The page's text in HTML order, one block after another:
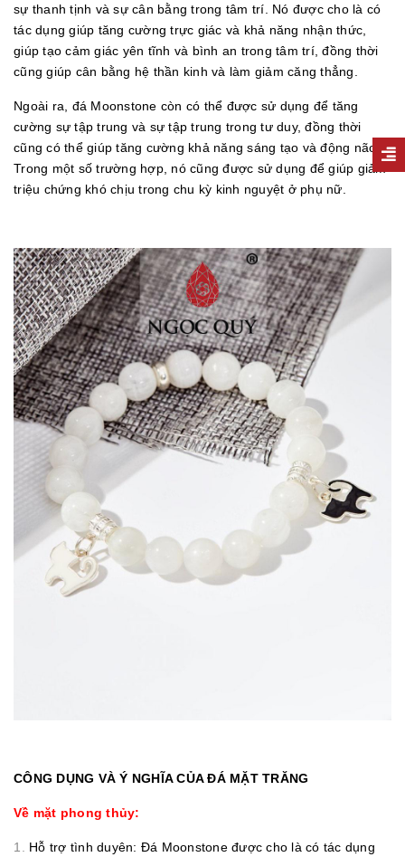
sự thanh tịnh và sự cân bằng trong tâm trí. Nó được cho là có
tác dụng giúp tăng cường trực giác và khả năng nhận thức,
giúp tạo cảm giác yên tĩnh và bình an trong tâm trí, đồng thời
cũng giúp cân bằng hệ thần kinh và làm giảm căng thẳng.
Ngoài ra, đá Moonstone còn có thể được sử dụng để tăng
cường sự tập trung và sự tập trung trong tư duy, đồng thời
cũng có thể giúp tăng cường khả năng sáng tạo và động não.
Trong một số trường hợp, nó cũng được sử dụng để giúp giảm
triệu chứng khó chịu trong chu kỳ kinh nguyệt ở phụ nữ.
CÔNG DỤNG VÀ Ý NGHĨA CỦA ĐÁ MẶT TRĂNG
Về mặt phong thủy:
Hỗ trợ tình duyên: Đá Moonstone được cho là có tác dụng